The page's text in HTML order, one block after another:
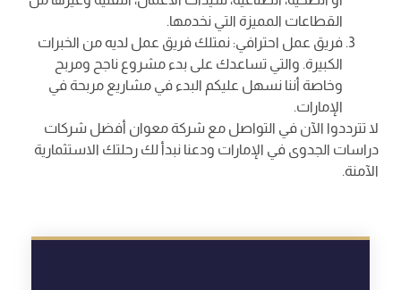
القطاعات المميزة التي نخدمها.
فريق عمل احترافي: نمتلك فريق عمل لديه من الخبرات
الكبيرة. والتي تساعدك على بدء مشروع ناجح ومربح
وخاصة أننا نسهل عليكم البدء في مشاريع مربحة في
الإمارات.
لا تترددوا الآن في التواصل مع شركة معوان أفضل شركات
دراسات الجدوى في الإمارات ودعنا نبدأ لك رحلتك الاستثمارية
الآمنة.